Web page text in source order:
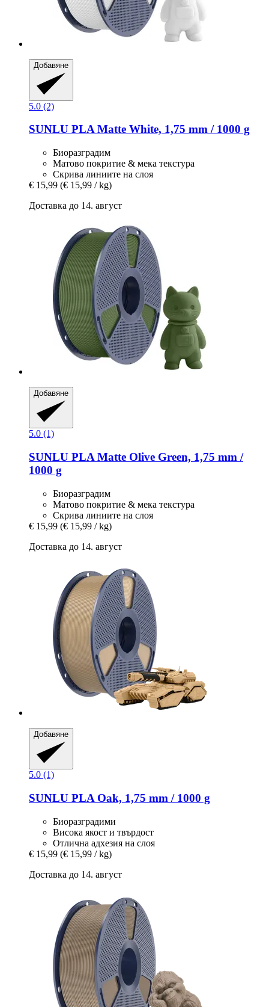
Добавяне
5.0 (2)
SUNLU PLA Matte White, 1,75 mm / 1000 g
Биоразградим
Матово покритие & мека текстура
Скрива линиите на слоя
€ 15,99 (€ 15,99 / kg)
Доставка до 14. август
Добавяне
5.0 (1)
SUNLU PLA Matte Olive Green, 1,75 mm /
1000 g
Биоразградим
Матово покритие & мека текстура
Скрива линиите на слоя
€ 15,99 (€ 15,99 / kg)
Доставка до 14. август
Добавяне
5.0 (1)
SUNLU PLA Oak, 1,75 mm / 1000 g
Биоразградими
Висока якост и твърдост
Отлична адхезия на слоя
€ 15,99 (€ 15,99 / kg)
Доставка до 14. август